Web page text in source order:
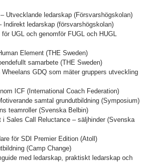
Utvecklande ledarskap (Försvarshögskolan)
Indirekt ledarskap (försvarshögskolan)
UGL och genomför FUGL och HUGL
Element (THE Sweden)
samarbete (THE Sweden)
GDQ som mäter gruppers utveckling
ICF (International Coach Federation)
samtal grundutbildning (Symposium)
teamroller (Svenska Belbin)
i Sales Call Reluctance – säljhinder (Svenska
för SDI Premier Edition (Atoll)
(Camp Change)
med ledarskap, praktiskt ledarskap och